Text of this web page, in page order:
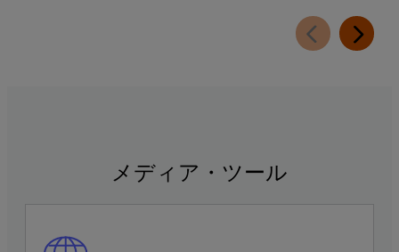
メディア・ツール